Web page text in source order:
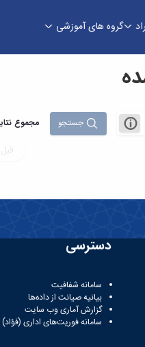
گروه های آموزشی
جستجو مجموع
قبل
دسترسی
سامانه شفافیت
بیانیه صیانت از داده‌ها
گزارش آماری وب‌ سایت
سامانه فوریت‌های اداری (فؤاد)